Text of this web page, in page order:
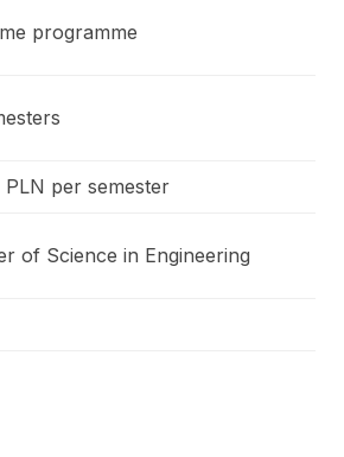
programme
per semester
of Science in Engineering